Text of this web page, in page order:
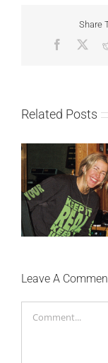
Share
Facebook
Related Posts
Ellie Goulding
nežniju stranu
singlom „4
Leave A